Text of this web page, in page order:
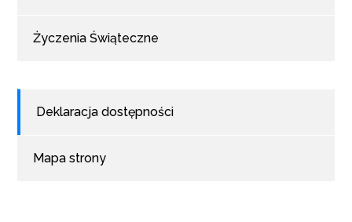
Życzenia Świąteczne
Deklaracja dostępności
Mapa strony